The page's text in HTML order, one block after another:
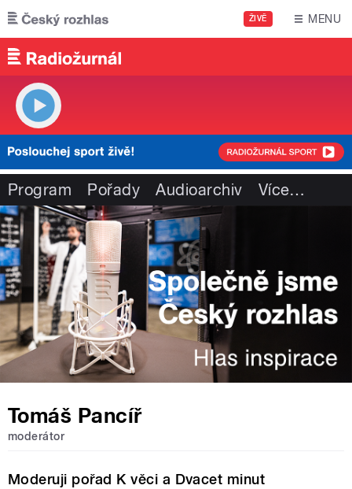
Přejít k hlavnímu obsahu
ŽIVĚ MENU
Program Pořady Audioarchiv Více…
Tomáš Pancíř
moderátor
Moderuji pořad K věci a Dvacet minut